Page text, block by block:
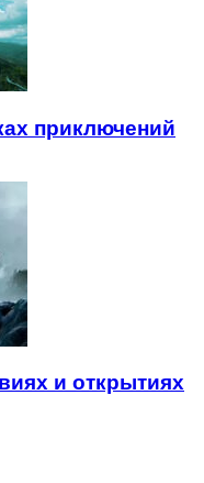
приключений
и открытиях